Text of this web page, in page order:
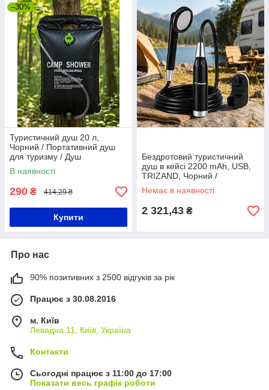
–30%
Туристичний душ 20 л,
Чорний / Портативний душ
для туризму / Душ
портативний для дачі та
кемпінгу / Літній душ
В наявності
290 ₴ 414,29 ₴
Купити
Бездротовий туристичний
душ в кейсі 2200 mAh, USB,
TRIZAND, Чорний /
Портативний душ /
Акумуляторний душ для
Немає в наявності
2 321,43 ₴
Про нас
90% позитивних з 2500 відгуків за рік
Працює з 30.08.2016
м. Київ
Левадна 11, Київ, Україна
Контакти
Сьогодні працює з 11:00 до 17:00
Показати весь графік роботи